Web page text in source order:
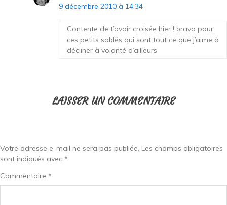
9 décembre 2010 à 14:34
Contente de t’avoir croisée hier ! bravo pour
ces petits sablés qui sont tout ce que j’aime à
décliner à volonté d’ailleurs
LAISSER UN COMMENTAIRE
Votre adresse e-mail ne sera pas publiée. Les champs obligatoires
sont indiqués avec *
Commentaire *